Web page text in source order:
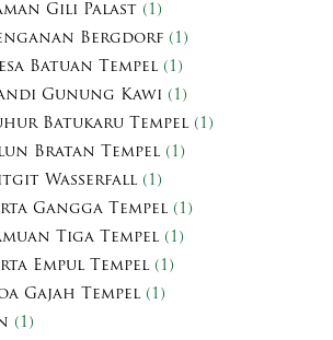
Gili Palast (1)
Bergdorf (1)
Batuan Tempel (1)
Gunung Kawi (1)
Batukaru Tempel (1)
Bratan Tempel (1)
Wasserfall (1)
Gangga Tempel (1)
Tiga Tempel (1)
Empul Tempel (1)
Gajah Tempel (1)
(1)